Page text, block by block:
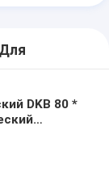
DKB 80 *